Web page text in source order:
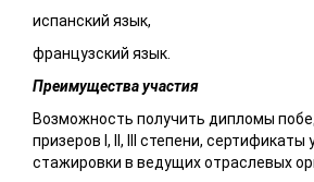
испанский язык,
французский язык.
Преимущества участия
Возможность получить дипломы
призеров I, II, III степени, сертификаты
стажировки в ведущих отраслевых